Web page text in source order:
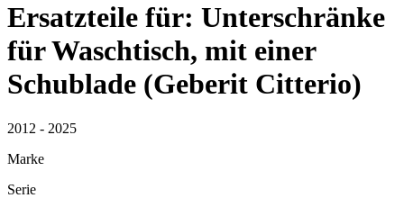
Ersatzteile für: Unterschränke
für Waschtisch, mit einer
Schublade (Geberit Citterio)
2012 - 2025
Marke
Serie